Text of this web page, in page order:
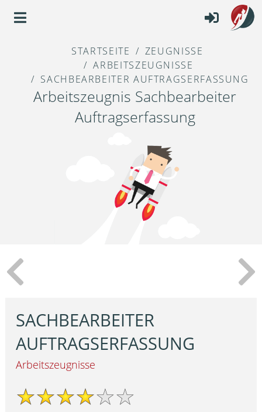
STARTSEITE
ZEUGNISSE
ARBEITSZEUGNISSE
SACHBEARBEITER AUFTRAGSERFASSUNG
Arbeitszeugnis Sachbearbeiter
Auftragserfassung
SACHBEARBEITER
AUFTRAGSERFASSUNG
Arbeitszeugnisse